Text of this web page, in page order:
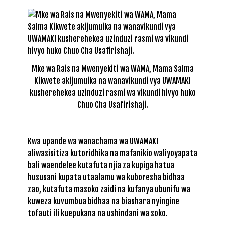
Mke wa Rais na Mwenyekiti wa WAMA, Mama Salma
Kikwete akijumuika na wanavikundi vya UWAMAKI
kusherehekea uzinduzi rasmi wa vikundi hivyo huko
Chuo Cha Usafirishaji.
Kwa upande wa wanachama wa UWAMAKI
aliwasisitiza kutoridhika na mafanikio waliyoyapata
bali waendelee kutafuta njia za kupiga hatua
hususani kupata utaalamu wa kuboresha bidhaa
zao, kutafuta masoko zaidi na kufanya ubunifu wa
kuweza kuvumbua bidhaa na biashara nyingine
tofauti ili kuepukana na ushindani wa soko.